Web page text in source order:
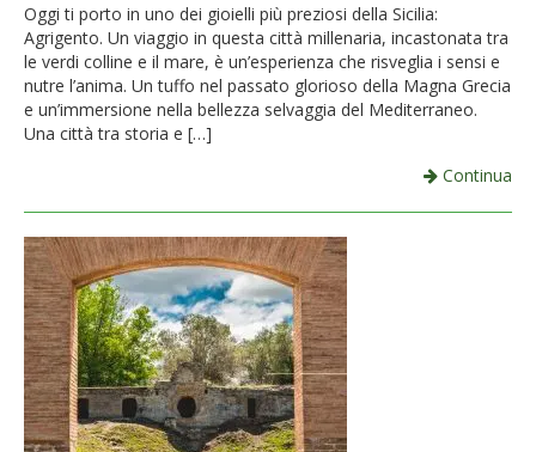
Oggi ti porto in uno dei gioielli più preziosi della Sicilia:
Agrigento. Un viaggio in questa città millenaria, incastonata tra
le verdi colline e il mare, è un’esperienza che risveglia i sensi e
nutre l’anima. Un tuffo nel passato glorioso della Magna Grecia
e un’immersione nella bellezza selvaggia del Mediterraneo.
Una città tra storia e […]
Continua